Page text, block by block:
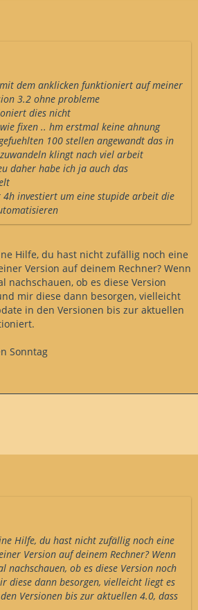
dem anklicken funktioniert auf meiner
3.2 ohne probleme
dies nicht
fixen .. hm erstmal keine ahnung
100 stellen angewandt das in
klingt nach viel arbeit
daher habe ich ja auch das
investiert um eine stupide arbeit die
Hilfe, du hast nicht zufällig noch eine
Version auf deinem Rechner? Wenn
nachschauen, ob es diese Version
mir diese dann besorgen, vielleicht
in den Versionen bis zur aktuellen
Sonntag
Hilfe, du hast nicht zufällig noch eine
Version auf deinem Rechner? Wenn
nachschauen, ob es diese Version noch
diese dann besorgen, vielleicht liegt es
Versionen bis zur aktuellen 4.0, dass